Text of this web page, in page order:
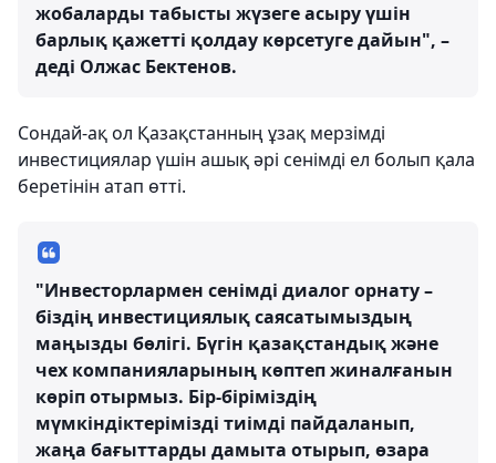
жобаларды табысты жүзеге асыру үшін
барлық қажетті қолдау көрсетуге дайын", –
деді Олжас Бектенов.
Сондай-ақ ол Қазақстанның ұзақ мерзімді
инвестициялар үшін ашық әрі сенімді ел болып қала
беретінін атап өтті.
"Инвесторлармен сенімді диалог орнату –
біздің инвестициялық саясатымыздың
маңызды бөлігі. Бүгін қазақстандық және
чех компанияларының көптеп жиналғанын
көріп отырмыз. Бір-біріміздің
мүмкіндіктерімізді тиімді пайдаланып,
жаңа бағыттарды дамыта отырып, өзара